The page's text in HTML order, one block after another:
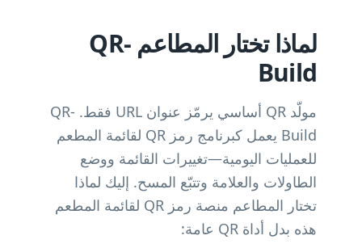
لماذا تختار المطاعم QR-
Build
مولّد QR أساسي يرمّز عنوان URL فقط. QR-
Build يعمل كبرنامج رمز QR لقائمة المطعم
للعمليات اليومية—تغييرات القائمة ووضع
الطاولات والعلامة وتتبّع المسح. إليك لماذا
تختار المطاعم منصة رمز QR لقائمة المطعم
هذه بدل أداة QR عامة: